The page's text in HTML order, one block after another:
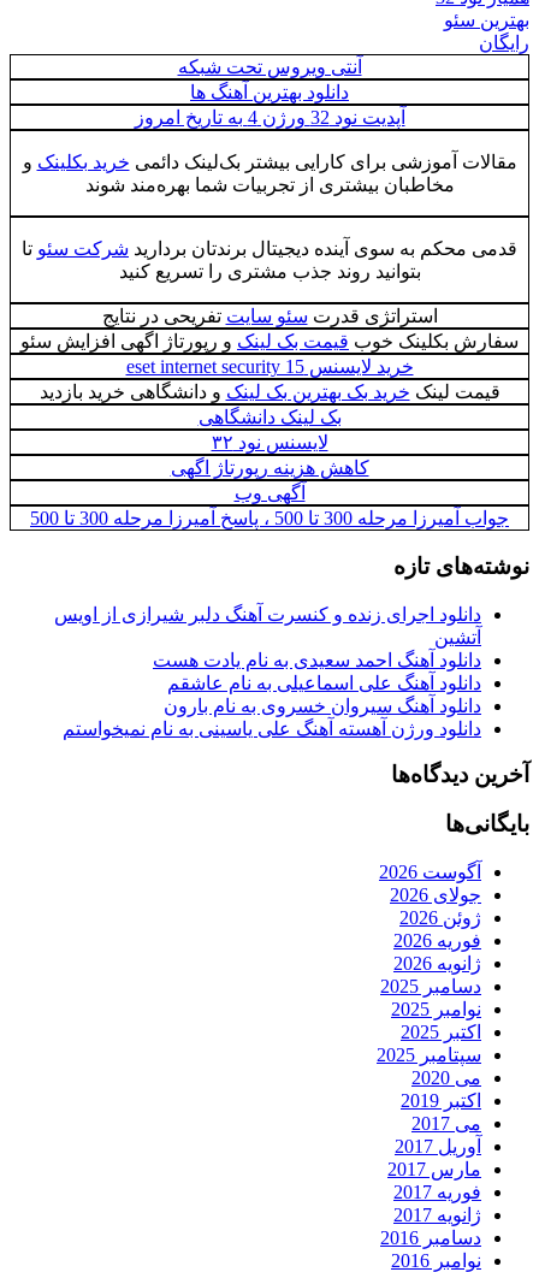
بهترین سئو
رایگان
آنتی ویروس تحت شبکه
دانلود بهترین آهنگ ها
آپدیت نود 32 ورژن 4 به تاریخ امروز
مقالات آموزشی برای کارایی بیشتر بک‌لینک دائمی خرید بکلینک و
مخاطبان بیشتری از تجربیات شما بهره‌مند شوند
قدمی محکم به سوی آینده دیجیتال برندتان بردارید شرکت سئو تا
بتوانید روند جذب مشتری را تسریع کنید
استراتژی قدرت سئو سایت تفریحی در نتایج
سفارش بکلینک خوب قیمت بک لینک و رپورتاژ اگهی افزایش سئو
خرید لایسنس eset internet security 15
قیمت لینک خرید بک بهترین بک لینک و دانشگاهی خرید بازدید
بک لینک دانشگاهی
لایسنس نود ۳۲
کاهش هزینه رپورتاژ اگهی
آگهی وب
جواب آمیرزا مرحله 300 تا 500 ، پاسخ آمیرزا مرحله 300 تا 500
نوشته‌های تازه
دانلود اجرای زنده و کنسرت آهنگ دلبر شیرازی از اویس
آتشین
دانلود آهنگ احمد سعیدی به نام یادت هست
دانلود آهنگ علی اسماعیلی به نام عاشقم
دانلود آهنگ سیروان خسروی به نام بارون
دانلود ورژن آهسته آهنگ علی یاسینی به نام نمیخواستم
آخرین دیدگاه‌ها
بایگانی‌ها
آگوست 2026
جولای 2026
ژوئن 2026
فوریه 2026
ژانویه 2026
دسامبر 2025
نوامبر 2025
اکتبر 2025
سپتامبر 2025
می 2020
اکتبر 2019
می 2017
آوریل 2017
مارس 2017
فوریه 2017
ژانویه 2017
دسامبر 2016
نوامبر 2016